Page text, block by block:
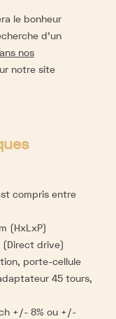
le bonheur
d’un
nos
notre site
compris entre
(HxLxP)
(Direct drive)
porte-cellule
45 tours,
+/- 8% ou +/-